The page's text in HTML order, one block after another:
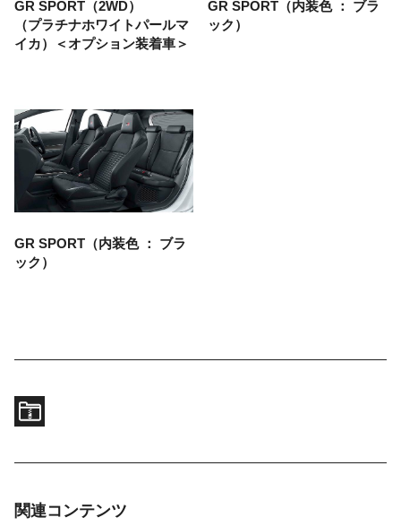
GR SPORT（2WD）
（プラチナホワイトパールマ
イカ）
＜オプション装着車＞
GR SPORT（内装色 ： ブラ
ック）
GR SPORT（内装色 ： ブラ
ック）
関連コンテンツ